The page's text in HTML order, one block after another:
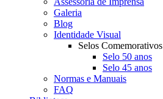
Galeria
Blog
Identidade Visual
Selos Comemorativos
Selo 50 anos
Selo 45 anos
Normas e Manuais
FAQ